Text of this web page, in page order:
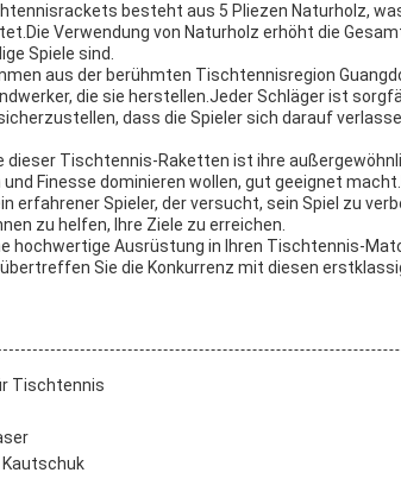
besteht aus 5 Pliezen Naturholz,
Verwendung von Naturholz erhöht die
Spiele sind.
aus der berühmten Tischtennisregion
die sie herstellen.Jeder Schläger ist
dass die Spieler sich darauf
dieser Tischtennis-Raketten ist ihre
Finesse dominieren wollen, gut geeignet
erfahrener Spieler, der versucht, sein Spiel zu
zu helfen, Ihre Ziele zu erreichen.
hochwertige Ausrüstung in Ihren Tischtennis-
Sie die Konkurrenz mit diesen
Tischtennis